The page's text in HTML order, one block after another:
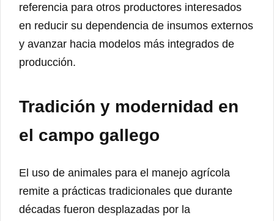
referencia para otros productores interesados
en reducir su dependencia de insumos externos
y avanzar hacia modelos más integrados de
producción.
Tradición y modernidad en
el campo gallego
El uso de animales para el manejo agrícola
remite a prácticas tradicionales que durante
décadas fueron desplazadas por la